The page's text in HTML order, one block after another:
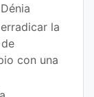
la
con una